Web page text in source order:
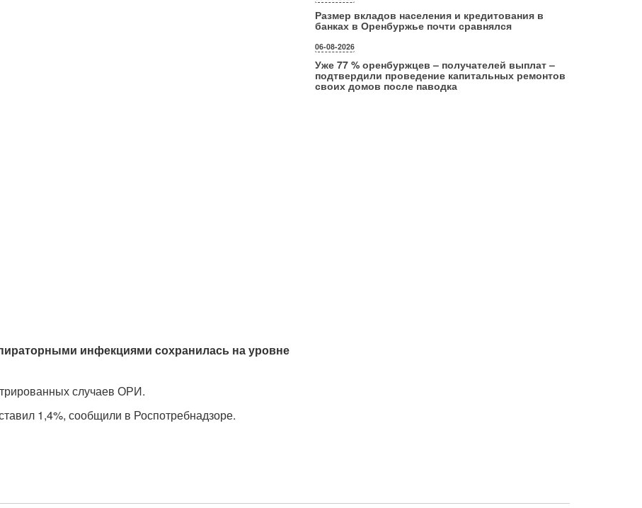
инфекциями сохранилась на уровне
случаев ОРИ.
1,4%, сообщили в Роспотребнадзоре.
Размер вкладов населения и кредитования в
банках в Оренбуржье почти сравнялся
06-08-2026
Уже 77 % оренбуржцев – получателей выплат –
подтвердили проведение капитальных ремонтов
своих домов после паводка